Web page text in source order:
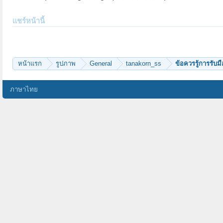
แชร์หน้านี้
หน้าแรก รูปภาพ General tanakorn_ss ข้อควรรู้การรับมื
ภาษาไทย